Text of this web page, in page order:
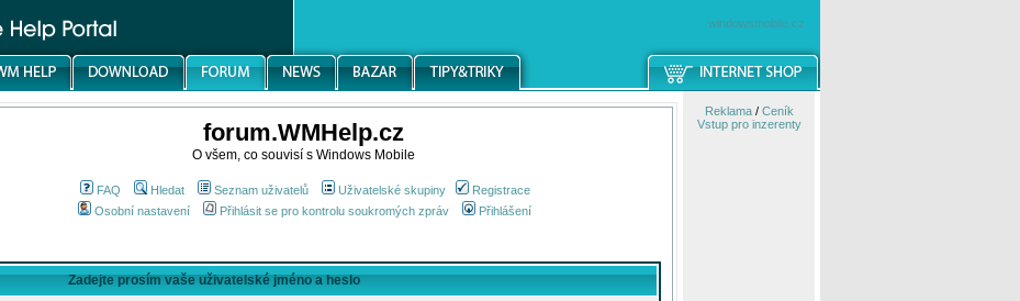
windowsmobile.cz
forum.WMHelp.cz
O všem, co souvisí s Windows Mobile
FAQ Hledat Seznam uživatelů Uživatelské skupiny
Registrace
Osobní nastavení
Přihlásit se pro kontrolu soukromých zpráv Přihlášení
Zadejte prosím vaše uživatelské jméno a heslo
Reklama/ Ceník
Vstup pro inzerenty